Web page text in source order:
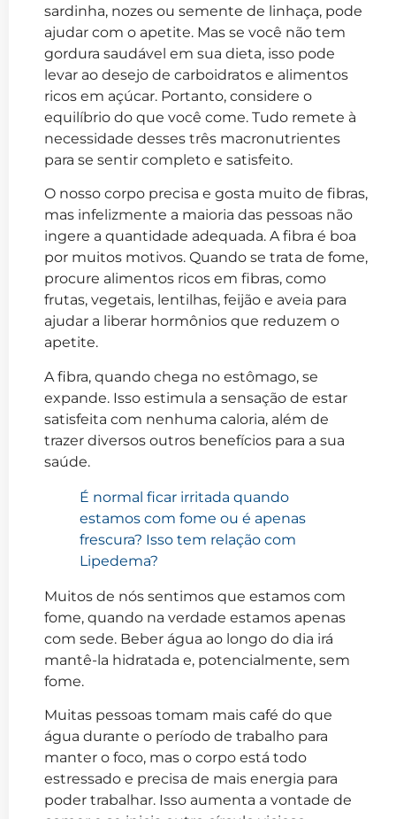
sardinha, nozes ou semente de linhaça, pode
ajudar com o apetite. Mas se você não tem
gordura saudável em sua dieta, isso pode
levar ao desejo de carboidratos e alimentos
ricos em açúcar. Portanto, considere o
equilíbrio do que você come. Tudo remete à
necessidade desses três macronutrientes
para se sentir completo e satisfeito.
O nosso corpo precisa e gosta muito de fibras,
mas infelizmente a maioria das pessoas não
ingere a quantidade adequada. A fibra é boa
por muitos motivos. Quando se trata de fome,
procure alimentos ricos em fibras, como
frutas, vegetais, lentilhas, feijão e aveia para
ajudar a liberar hormônios que reduzem o
apetite.
A fibra, quando chega no estômago, se
expande. Isso estimula a sensação de estar
satisfeita com nenhuma caloria, além de
trazer diversos outros benefícios para a sua
saúde.
É normal ficar irritada quando
estamos com fome ou é apenas
frescura? Isso tem relação com
Lipedema?
Muitos de nós sentimos que estamos com
fome, quando na verdade estamos apenas
com sede. Beber água ao longo do dia irá
mantê-la hidratada e, potencialmente, sem
fome.
Muitas pessoas tomam mais café do que
água durante o período de trabalho para
manter o foco, mas o corpo está todo
estressado e precisa de mais energia para
poder trabalhar. Isso aumenta a vontade de